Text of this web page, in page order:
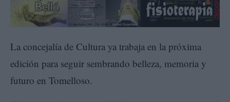
La concejalía de Cultura ya trabaja en la próxima
edición para seguir sembrando belleza, memoria y
futuro en Tomelloso.